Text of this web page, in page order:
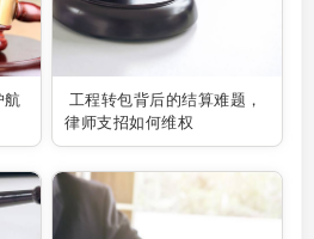
航
工程转包背后的结算难题，
律师支招如何维权